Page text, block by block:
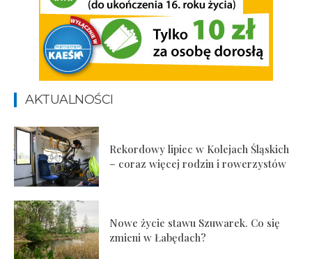
AKTUALNOŚCI
Rekordowy lipiec w Kolejach Śląskich
– coraz więcej rodzin i rowerzystów
Nowe życie stawu Szuwarek. Co się
zmieni w Łabędach?